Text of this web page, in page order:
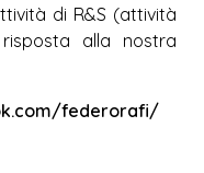
di R&S (attività
alla nostra
federorafi/